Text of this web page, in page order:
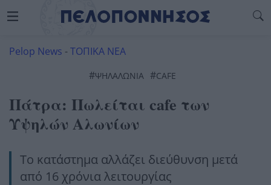
Pelop News -ΤΟΠΙΚΑ ΝΕΑ
#ΨΗΛΑΛΏΝΙΑ #CAFE
Πάτρα: Πωλείται cafe των
Υψηλών Αλωνίων
Το κατάστημα αλλάζει διεύθυνση μετά
από 16 χρόνια λειτουργίας